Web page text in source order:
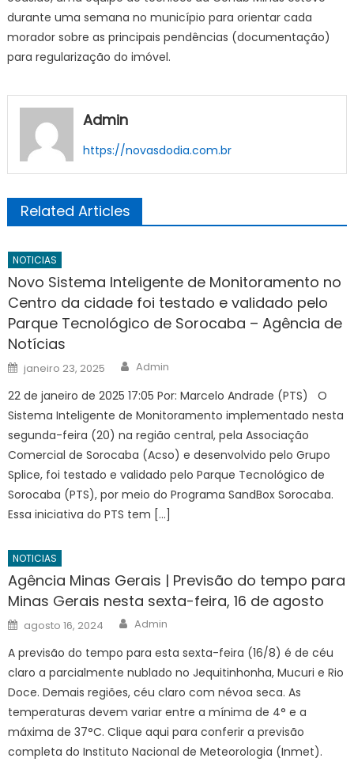
durante uma semana no município para orientar cada
morador sobre as principais pendências (documentação)
para regularização do imóvel.
Admin
https://novasdodia.com.br
Related Articles
NOTICIAS
Novo Sistema Inteligente de Monitoramento no
Centro da cidade foi testado e validado pelo
Parque Tecnológico de Sorocaba – Agência de
Notícias
Posted
on
janeiro 23, 2025 Author
Admin
22 de janeiro de 2025 17:05 Por: Marcelo Andrade (PTS) O
Sistema Inteligente de Monitoramento implementado nesta
segunda-feira (20) na região central, pela Associação
Comercial de Sorocaba (Acso) e desenvolvido pelo Grupo
Splice, foi testado e validado pelo Parque Tecnológico de
Sorocaba (PTS), por meio do Programa SandBox Sorocaba.
Essa iniciativa do PTS tem […]
NOTICIAS
Agência Minas Gerais | Previsão do tempo para
Minas Gerais nesta sexta-feira, 16 de agosto
Posted
on
agosto 16, 2024 Author
Admin
A previsão do tempo para esta sexta-feira (16/8) é de céu
claro a parcialmente nublado no Jequitinhonha, Mucuri e Rio
Doce. Demais regiões, céu claro com névoa seca. As
temperaturas devem variar entre a mínima de 4° e a
máxima de 37°C. Clique aqui para conferir a previsão
completa do Instituto Nacional de Meteorologia (Inmet).